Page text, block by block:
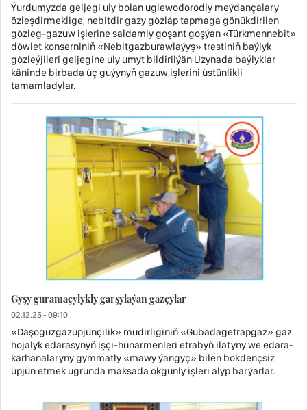
Ýurdumyzda geljegi uly bolan uglewodorodly meýdançalary
özleşdirmeklige, nebitdir gazy gözläp tapmaga gönükdirilen
gözleg-gazuw işlerine saldamly goşant goşýan «Türkmennebit»
döwlet konserniniň «Nebitgazburawlaýyş» trestiniň baýlyk
gözleýjileri geljegine uly umyt bildirilýän Uzynada baýlyklar
käninde birbada üç guýynyň gazuw işlerini üstünlikli
tamamladylar.
Gyşy guramaçylykly garşylaýan gazçylar
02.12.25 - 09:10
«Daşoguzgazüpjünçilik» müdirliginiň «Gubadagetrapgaz» gaz
hojalyk edarasynyň işçi-hünärmenleri etrabyň ilatyny we edara-
kärhanalaryny gymmatly «mawy ýangyç» bilen bökdençsiz
üpjün etmek ugrunda maksada okgunly işleri alyp barýarlar.